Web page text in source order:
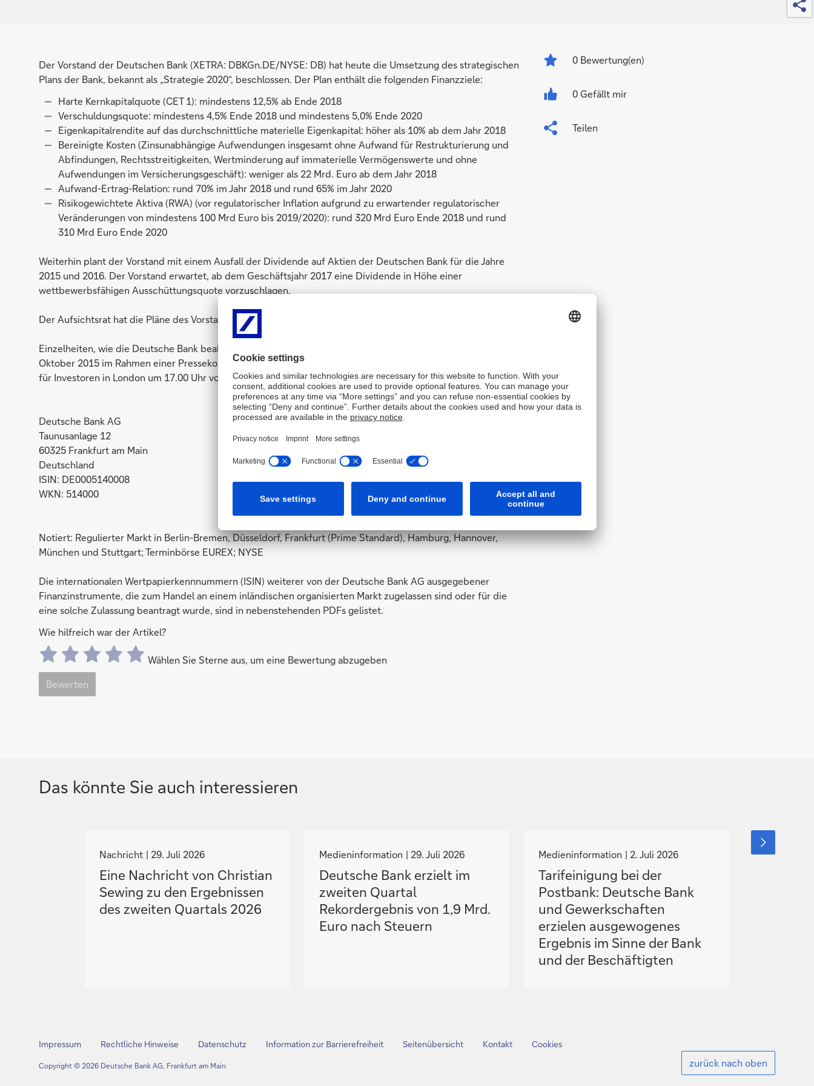
Der Vorstand der Deutschen Bank (XETRA: DBKGn.DE/NYSE: DB) hat heute die Umsetzung des strategischen
Plans der Bank, bekannt als „Strategie 2020“, beschlossen. Der Plan enthält die folgenden Finanzziele:
Harte Kernkapitalquote (CET 1): mindestens 12,5% ab Ende 2018
Verschuldungsquote: mindestens 4,5% Ende 2018 und mindestens 5,0% Ende 2020
Eigenkapitalrendite auf das durchschnittliche materielle Eigenkapital: höher als 10% ab dem Jahr 2018
Bereinigte Kosten (Zinsunabhängige Aufwendungen insgesamt ohne Aufwand für Restrukturierung und
Abfindungen, Rechtsstreitigkeiten, Wertminderung auf immaterielle Vermögenswerte und ohne
Aufwendungen im Versicherungsgeschäft): weniger als 22 Mrd. Euro ab dem Jahr 2018
Aufwand-Ertrag-Relation: rund 70% im Jahr 2018 und rund 65% im Jahr 2020
Risikogewichtete Aktiva (RWA) (vor regulatorischer Inflation aufgrund zu erwartender regulatorischer
Veränderungen von mindestens 100 Mrd Euro bis 2019/2020): rund 320 Mrd Euro Ende 2018 und rund
310 Mrd Euro Ende 2020
Weiterhin plant der Vorstand mit einem Ausfall der Dividende auf Aktien der Deutschen Bank für die Jahre
2015 und 2016. Der Vorstand erwartet, ab dem Geschäftsjahr 2017 eine Dividende in Höhe einer
wettbewerbsfähigen Ausschüttungsquote vorzuschlagen.
Der Aufsichtsrat hat die Pläne des Vorstands in seiner heutigen Sitzung zur Kenntnis genommen.
Einzelheiten, wie die Deutsche Bank beabsichtigt, diese Ziele zu erreichen, werden am Donnerstag, den 29.
Oktober 2015 im Rahmen einer Pressekonferenz in Frankfurt um 9.00 Uhr und im Rahmen einer Veranstaltung
für Investoren in London um 17.00 Uhr vorgestellt.
Deutsche Bank AG
Taunusanlage 12
60325 Frankfurt am Main
Deutschland
ISIN: DE0005140008
WKN: 514000
Notiert: Regulierter Markt in Berlin-Bremen, Düsseldorf, Frankfurt (Prime Standard), Hamburg, Hannover,
München und Stuttgart; Terminbörse EUREX; NYSE
Die internationalen Wertpapierkennnummern (ISIN) weiterer von der Deutsche Bank AG ausgegebener
Finanzinstrumente, die zum Handel an einem inländischen organisierten Markt zugelassen sind oder für die
eine solche Zulassung beantragt wurde, sind in nebenstehenden PDFs gelistet.
Wie hilfreich war der Artikel?
Wählen Sie Sterne aus, um eine Bewertung abzugeben
Bewerten
0 Bewertung(en)
0 Gefällt mir
Teilen
Das könnte Sie auch interessieren
a
v
i
g
i
Nachricht 29. Juli 2026
Eine Nachricht von Christian
Sewing zu den Ergebnissen
des zweiten Quartals 2026
a
v
i
g
i
e
Medieninformation 29. Juli 2026
Deutsche Bank erzielt im
zweiten Quartal
Rekordergebnis von 1,9 Mrd.
Euro nach Steuern
a
v
i
g
i
e
r
e
Medieninformation 2. Juli 2026
Tarifeinigung bei der
Postbank: Deutsche Bank
und Gewerkschaften
erzielen ausgewogenes
Ergebnis im Sinne der Bank
und der Beschäftigten
N
a
This is
nächstes
Element
anzeigen
Impressum Rechtliche Hinweise Datenschutz Information zur Barrierefreiheit Seitenübersicht Kontakt Cookies
zurück nach oben
Copyright © 2026 Deutsche Bank AG, Frankfurt am Main